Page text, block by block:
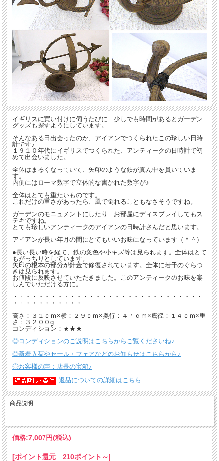
イギリスに買い付けに伺うたびに、少しでも時間があるとガーデン
グッズも探すようにしています。
そんなある日出会ったのが、アイアンでつくられたこの珍しい日時
計です♪
１９１０年代にイギリスでつくられた、アンティークの日時計で初
めて出会いました。
全体はまるくなっていて、矢印のような鉄が真ん中を貫いていま
す。
内側にはローマ数字で立体的な書かれた数字が♪
全体はとても重たいものです。
これだけの重さがあったら、風で倒れることもなさそうですね。
ガーデンのモニュメントにしたり、お部屋にディスプレイしてもス
テキですね。
とても珍しいアンティークのアイアンの日時計さんだと思います。
アイアンが長い年月の間にとてもいいお味になっています（＾＾）
●長い長い時を経て、鉄の変色や小キズ等は見られます。全体はとて
もがっちりとしています。
矢印の根本の部分が針金で修復されています。全体に若干のぐらつ
きは見られます。
お値段に反映させていただきました。このアンティークのお味を楽
しんでいただける方に。
・・・・・・・・・・・・・・・・・・・・・・・・・・・・・・
・・・・・・・・・・・
高さ：３１ｃｍ×横：２９ｃｍ×奥行：４７ｃｍ×底径：１４ｃｍ×重
さ：３２００g
コンディション：★★★
◎コンディションのご説明はこちらからご覧くださいね♪
◎新着入荷やセール・フェアなどのお知らせはこちらから♪
◎お客様の声：店長の宝箱♪
返品についての詳細はこちら
商品説明
価格:7,007円(税込)
[ポイント還元 210ポイント～]